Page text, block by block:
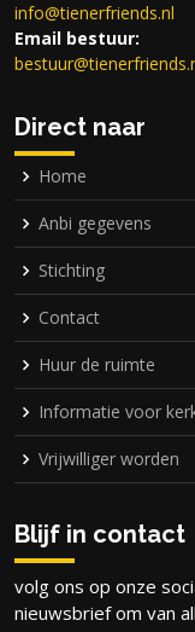
info@tienerfriends.nl
Email bestuur:
bestuur@
Direct naar
Home
Anbi gegevens
Stichting
Contact
Huur de ruimte
Informatie voor
Vrijwilliger worden
Blijf in contact
volg ons op onze
nieuwsbrief om van